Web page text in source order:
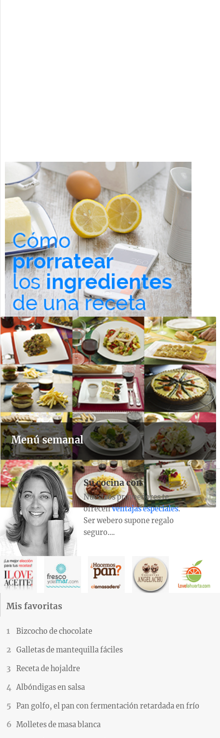
Menú semanal
Su cocina con
Nuestros proveedores te
ofrecenventajas especiales.
Ser webero supone regalo
seguro….
Mis favoritas
Bizcocho de chocolate
Galletas de mantequilla fáciles
Receta de hojaldre
Albóndigas en salsa
Pan golfo, el pan con fermentación retardada en frío
Molletes de masa blanca